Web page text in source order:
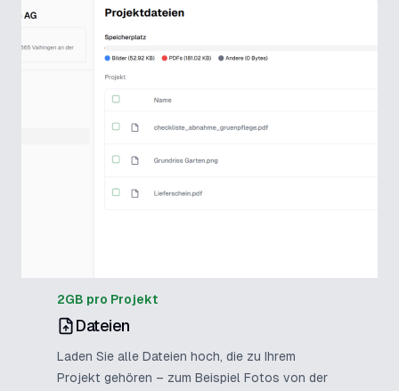
2GB pro Projekt
Dateien
Laden Sie alle Dateien hoch, die zu Ihrem
Projekt gehören – zum Beispiel Fotos von der